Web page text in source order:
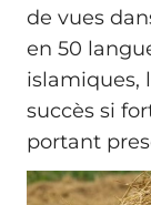
de vues
en 50
islamiques,
succès si
portant